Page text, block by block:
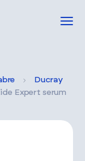
Ducray
Expert serum